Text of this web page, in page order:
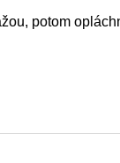
potom